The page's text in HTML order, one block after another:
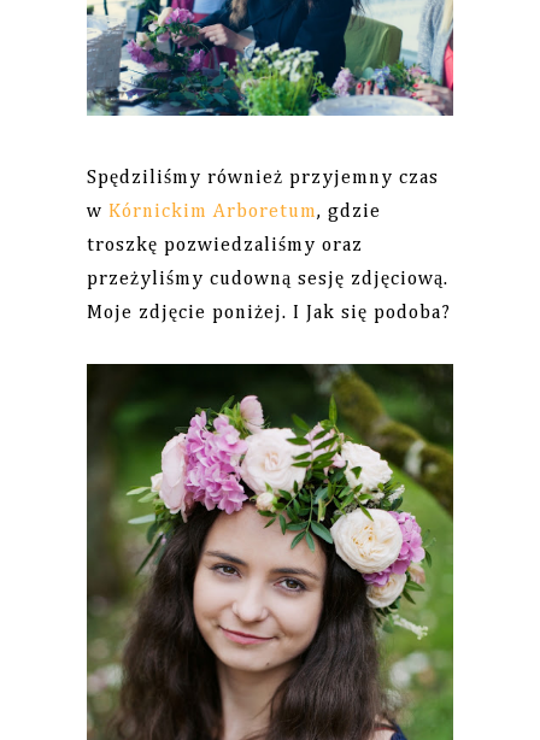
Spędziliśmy również przyjemny czas
w Kórnickim Arboretum, gdzie
troszkę pozwiedzaliśmy oraz
przeżyliśmy cudowną sesję zdjęciową.
Moje zdjęcie poniżej. I Jak się podoba?